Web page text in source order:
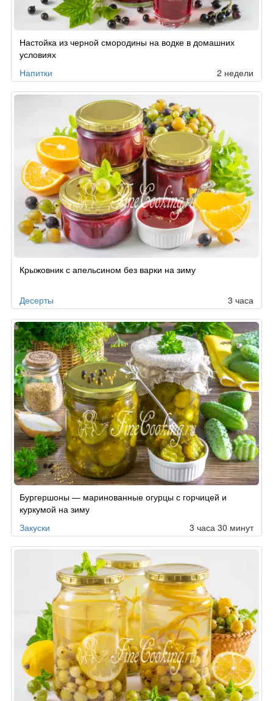
Настойка из черной смородины на водке в домашних
условиях
Напитки
2 недели
Крыжовник с апельсином без варки на зиму
Десерты 3 часа
Бургершоны — маринованные огурцы с горчицей и
куркумой на зиму
Закуски
3 часа 30 минут